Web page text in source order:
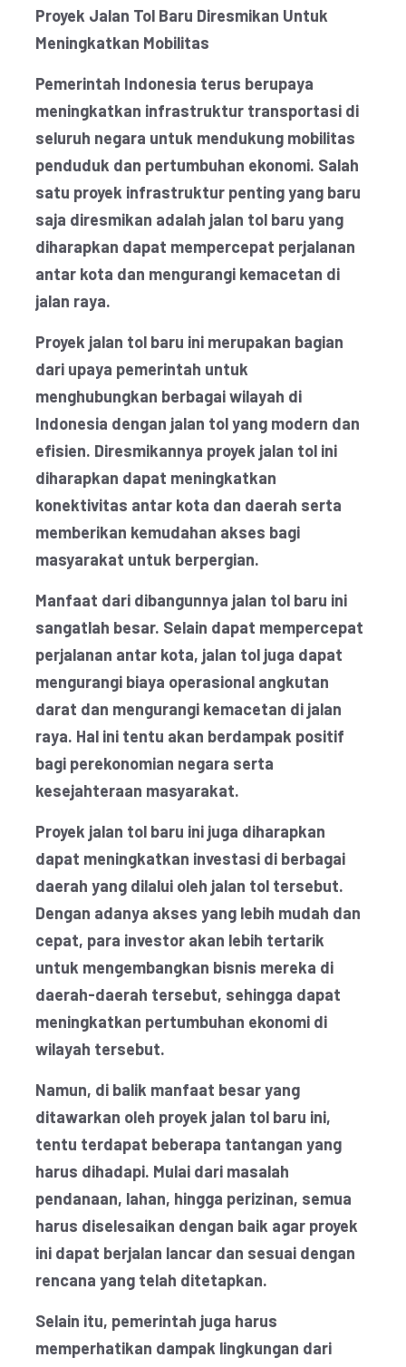
Proyek Jalan Tol Baru Diresmikan Untuk
Meningkatkan Mobilitas
Pemerintah Indonesia terus berupaya
meningkatkan infrastruktur transportasi di
seluruh negara untuk mendukung mobilitas
penduduk dan pertumbuhan ekonomi. Salah
satu proyek infrastruktur penting yang baru
saja diresmikan adalah jalan tol baru yang
diharapkan dapat mempercepat perjalanan
antar kota dan mengurangi kemacetan di
jalan raya.
Proyek jalan tol baru ini merupakan bagian
dari upaya pemerintah untuk
menghubungkan berbagai wilayah di
Indonesia dengan jalan tol yang modern dan
efisien. Diresmikannya proyek jalan tol ini
diharapkan dapat meningkatkan
konektivitas antar kota dan daerah serta
memberikan kemudahan akses bagi
masyarakat untuk berpergian.
Manfaat dari dibangunnya jalan tol baru ini
sangatlah besar. Selain dapat mempercepat
perjalanan antar kota, jalan tol juga dapat
mengurangi biaya operasional angkutan
darat dan mengurangi kemacetan di jalan
raya. Hal ini tentu akan berdampak positif
bagi perekonomian negara serta
kesejahteraan masyarakat.
Proyek jalan tol baru ini juga diharapkan
dapat meningkatkan investasi di berbagai
daerah yang dilalui oleh jalan tol tersebut.
Dengan adanya akses yang lebih mudah dan
cepat, para investor akan lebih tertarik
untuk mengembangkan bisnis mereka di
daerah-daerah tersebut, sehingga dapat
meningkatkan pertumbuhan ekonomi di
wilayah tersebut.
Namun, di balik manfaat besar yang
ditawarkan oleh proyek jalan tol baru ini,
tentu terdapat beberapa tantangan yang
harus dihadapi. Mulai dari masalah
pendanaan, lahan, hingga perizinan, semua
harus diselesaikan dengan baik agar proyek
ini dapat berjalan lancar dan sesuai dengan
rencana yang telah ditetapkan.
Selain itu, pemerintah juga harus
memperhatikan dampak lingkungan dari